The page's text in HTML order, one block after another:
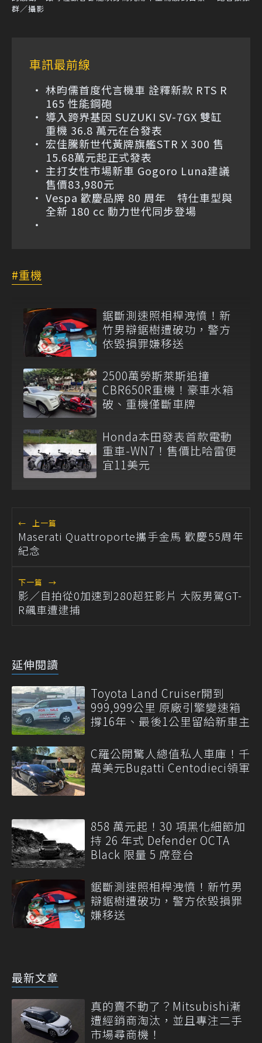
群／攝影
車訊最前線
林昀儒首度代言機車 詮釋新款 RTS R
165 性能鋼砲
導入跨界基因 SUZUKI SV-7GX 雙缸
重機 36.8 萬元在台發表
宏佳騰新世代黃牌旗艦STR X 300 售
15.68萬元起正式發表
主打女性市場新車 Gogoro Luna建議
售價83,980元
Vespa 歡慶品牌 80 周年 特仕車型與
全新 180 cc 動力世代同步登場
重機
鋸斷測速照相桿洩憤！新
竹男辯鋸樹遭破功，警方
依毀損罪嫌移送
2500萬勞斯萊斯追撞
CBR650R重機！豪車水箱
破、重機僅斷車牌
Honda本田發表首款電動
重車-WN7！售價比哈雷便
宜11美元
← 上一篇
Maserati Quattroporte攜手金馬 歡慶55周年
紀念
下一篇 →
影／自拍從0加速到280超狂影片 大阪男駕GT-
R飆車遭逮捕
延伸閱讀
Toyota Land Cruiser開到
999,999公里 原廠引擎變速箱
撐16年、最後1公里留給新車主
C羅公開驚人總值私人車庫！千
萬美元Bugatti Centodieci領軍
858 萬元起！30 項黑化細節加
持 26 年式 Defender OCTA
Black 限量 5 席登台
鋸斷測速照相桿洩憤！新竹男
辯鋸樹遭破功，警方依毀損罪
嫌移送
最新文章
真的賣不動了？Mitsubishi漸
遭經銷商淘汰，並且專注二手
市場尋商機！